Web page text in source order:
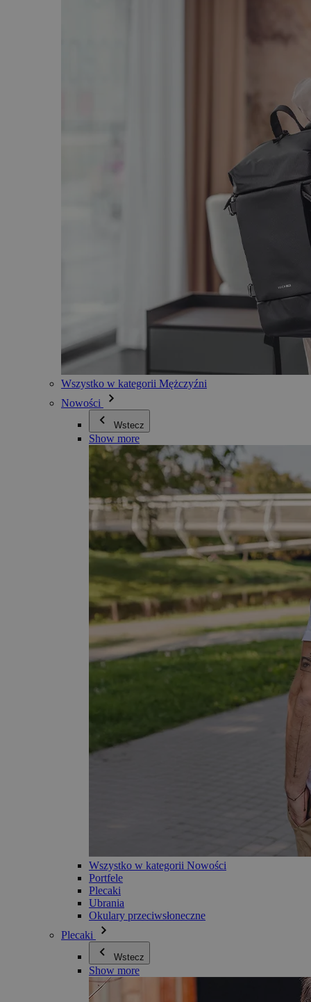
Wszystko w kategorii Mężczyźni
Nowości
Wstecz
Show more
Wszystko w kategorii Nowości
Portfele
Plecaki
Ubrania
Okulary przeciwsłoneczne
Plecaki
Wstecz
Show more